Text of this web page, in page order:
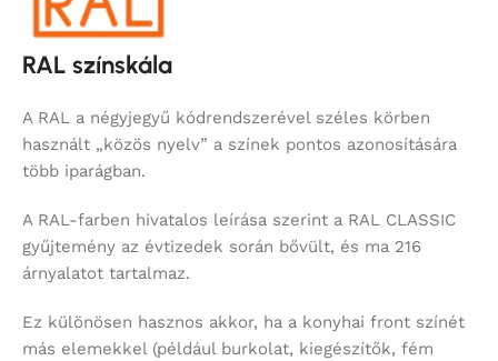
RAL színskála
A RAL a négyjegyű kódrendszerével széles körben
használt „közös nyelv” a színek pontos azonosítására
több iparágban.
A RAL-farben hivatalos leírása szerint a RAL CLASSIC
gyűjtemény az évtizedek során bővült, és ma 216
árnyalatot tartalmaz.
Ez különösen hasznos akkor, ha a konyhai front színét
más elemekkel (például burkolat, kiegészítők, fém